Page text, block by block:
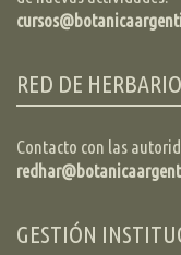
RED DE
Contacto con las
GESTIÓN